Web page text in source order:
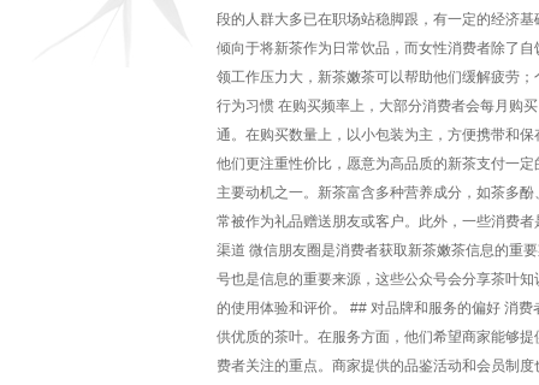
段的人群大多已在职场站稳脚跟，有一定的经济
倾向于将新茶作为日常饮品，而女性消费者除了
领工作压力大，新茶嫩茶可以帮助他们缓解疲劳
行为习惯 在购买频率上，大部分消费者会每月购
通。在购买数量上，以小包装为主，方便携带和
他们更注重性价比，愿意为高品质的新茶支付一
主要动机之一。新茶富含多种营养成分，如茶多
常被作为礼品赠送朋友或客户。此外，一些消费
渠道 微信朋友圈是消费者获取新茶嫩茶信息的重
号也是信息的重要来源，这些公众号会分享茶叶
的使用体验和评价。 ## 对品牌和服务的偏好 消
供优质的茶叶。在服务方面，他们希望商家能够
费者关注的重点。商家提供的品鉴活动和会员制